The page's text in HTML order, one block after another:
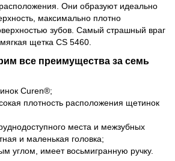
Они образуют идеально
максимально плотно
зубов. Самый страшный враг
щетка CS 5460.
все преимущества за семь
Curen®;
плотность расположения щетинок
места и межзубных
и маленькая головка;
углом, имеет восьмигранную ручку.